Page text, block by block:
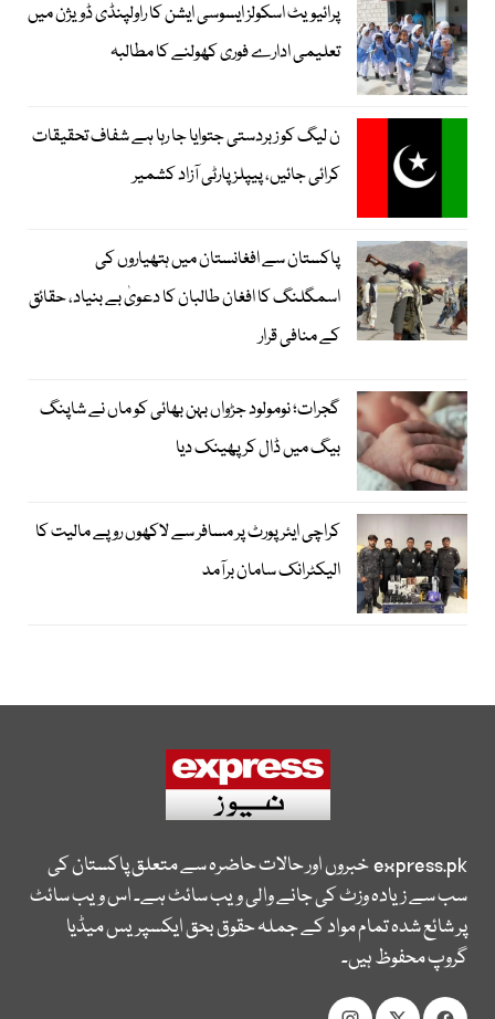
پرائیویٹ اسکولز ایسوسی ایشن کا راولپنڈی ڈویژن میں
تعلیمی ادارے فوری کھولنے کا مطالبہ
ن لیگ کو زبردستی جتوایا جا رہا ہے شفاف تحقیقات
کرائی جائیں، پیپلز پارٹی آزاد کشمیر
پاکستان سے افغانستان میں ہتھیاروں کی
اسمگلنگ کا افغان طالبان کا دعویٰ بے بنیاد، حقائق
کے منافی قرار
گجرات؛ نومولود جڑواں بہن بھائی کو ماں نے شاپنگ
بیگ میں ڈال کر پھینک دیا
کراچی ایئرپورٹ پر مسافر سے لاکھوں روپے مالیت کا
الیکٹرانک سامان برآمد
express.pkخبروں اور حالات حاضرہ سے متعلق پاکستان کی
سب سے زیادہ وزٹ کی جانے والی ویب سائٹ ہے۔ اس ویب سائٹ
پر شائع شدہ تمام مواد کے جملہ حقوق بحق ایکسپریس میڈیا
گروپ محفوظ ہیں۔